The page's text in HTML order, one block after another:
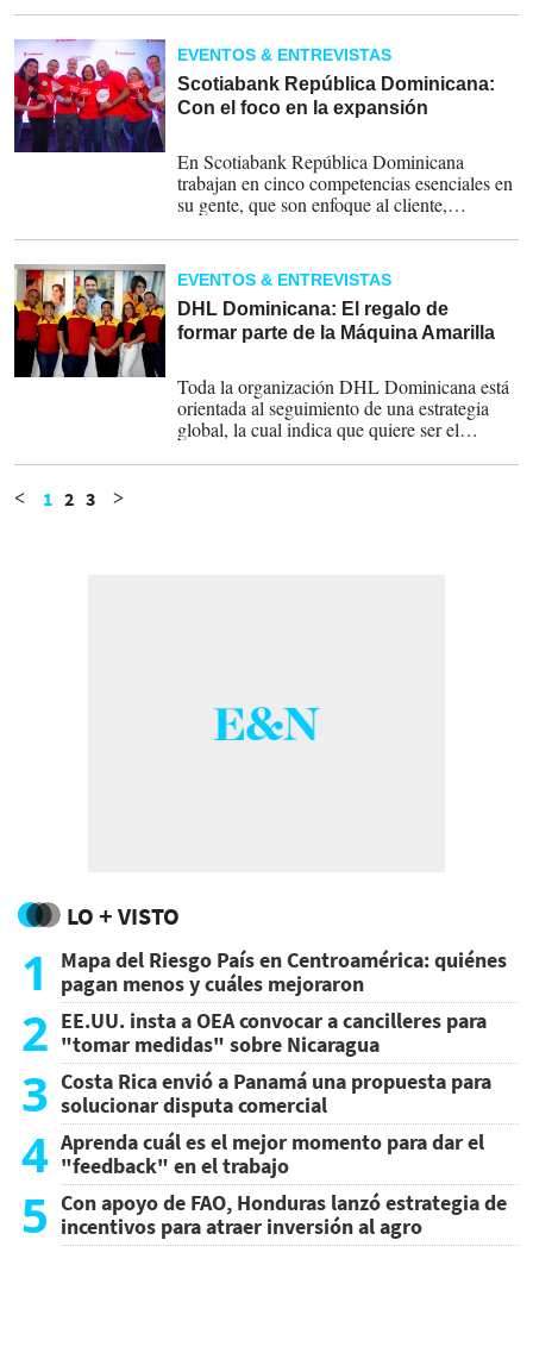
que explican el éxito de Scotiabank Trinidad
y Tobago.
EVENTOS & ENTREVISTAS
Scotiabank República Dominicana:
Con el foco en la expansión
En Scotiabank República Dominicana
trabajan en cinco competencias esenciales en
su gente, que son enfoque al cliente,
personal, orientación a los resultados,
coaching y desarrollo personal exitoso, y
curiosidad.
EVENTOS & ENTREVISTAS
DHL Dominicana: El regalo de
formar parte de la Máquina Amarilla
Toda la organización DHL Dominicana está
orientada al seguimiento de una estrategia
global, la cual indica que quiere ser el
preferencia.
< 1 2 3 >
LO + VISTO
1
Mapa del Riesgo País en Centroamérica: quiénes
pagan menos y cuáles mejoraron
2 EE.UU. insta a OEA convocar a cancilleres para
"tomar medidas" sobre Nicaragua
3 Costa Rica envió a Panamá una propuesta para
solucionar disputa comercial
4 Aprenda cuál es el mejor momento para dar el
"feedback" en el trabajo
5 Con apoyo de FAO, Honduras lanzó estrategia de
incentivos para atraer inversión al agro